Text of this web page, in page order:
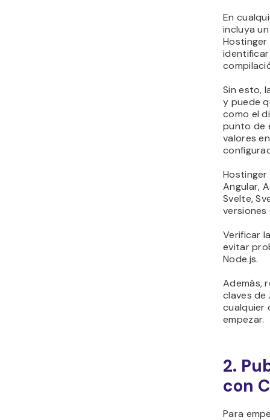
En
incluya
Sin esto,
y puede
como el
punto de
valores
Hostinger
Angular,
Svelte,
versiones
Verificar
evitar
Node.js.
Además,
claves de
cualquier
empezar.
2.
con
Para